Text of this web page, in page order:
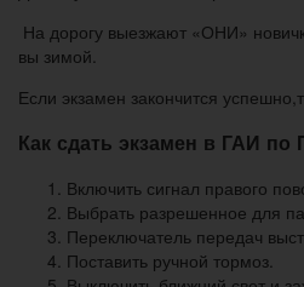
На дорогу выезжают «ОНИ»
вы зимой.
Если экзамен закончится
Как сдать экзамен в ГАИ
Включить сигнал правого
Выбрать разрешенное для
Переключатель передач
Поставить ручной тормоз.